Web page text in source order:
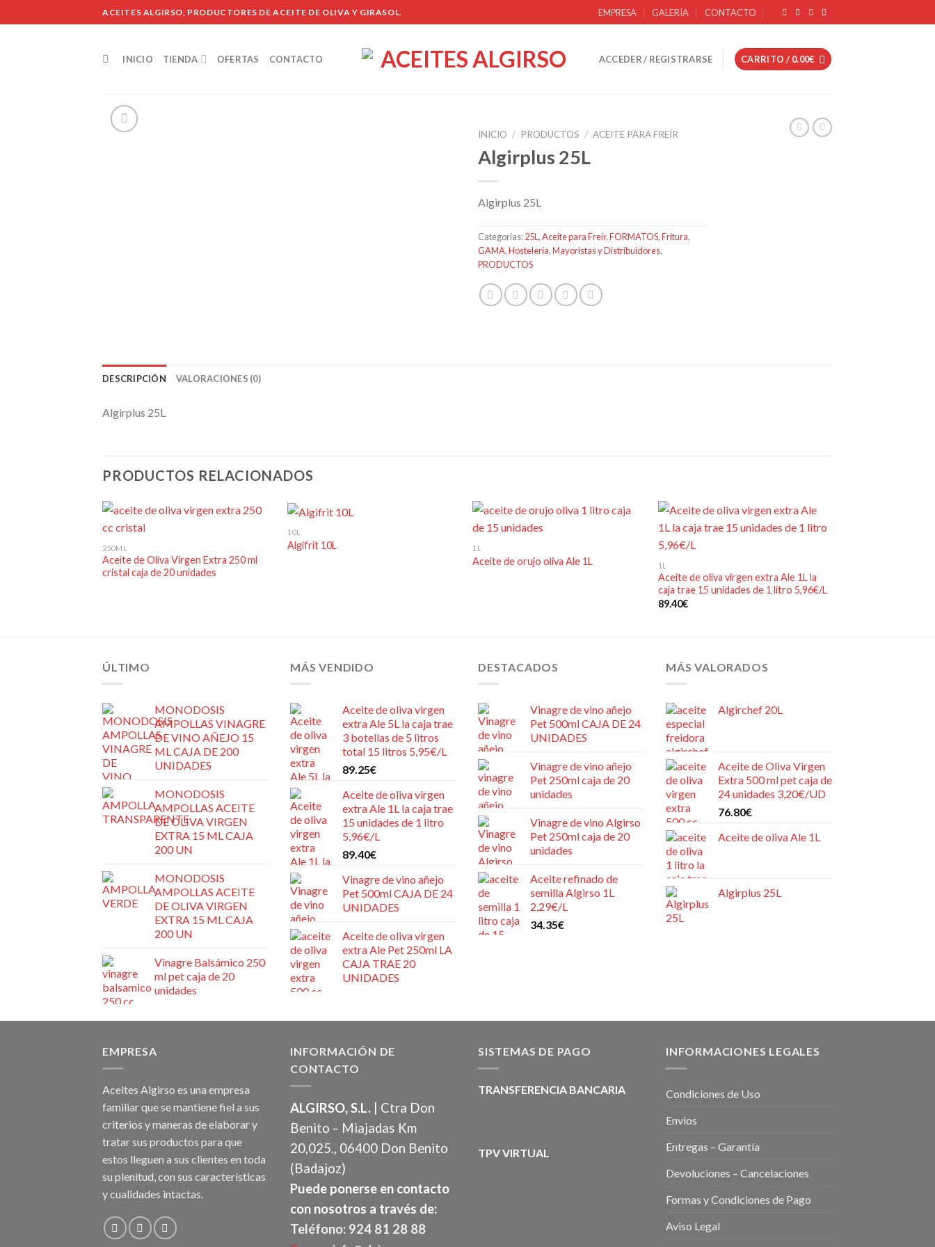
to
ACEITES ALGIRSO, PRODUCTORES DE ACEITE DE OLIVA Y GIRASOL. EMPRESA GALERÍA CONTACTO
INICIO TIENDA OFERTAS CONTACTO ACCEDER / REGISTRARSE CARRITO / 0.00€
INICIO / PRODUCTOS / ACEITE PARA FREÍR
Algirplus 25L
Algirplus 25L
Categorías:25L ,Aceite para Freír,FORMATOS,Fritura,
GAMA,Hostelería,Mayoristas y Distribuidores,
PRODUCTOS
DESCRIPCIÓN VALORACIONES (0)
Algirplus 25L
PRODUCTOS RELACIONADOS
Añadir
250ML
Aceite de Oliva Virgen Extra 250 ml
cristal caja de 20 unidades
10L
Algifrit 10L 1L
Aceite de orujo oliva Ale 1L
a la
lista de
deseos
1L
Aceite de oliva virgen extra Ale 1L la
caja trae 15 unidades de 1 litro 5,96€/L
89.40€
ÚLTIMO
MONODOSIS
AMPOLLAS VINAGRE
DE VINO AÑEJO 15
ML CAJA DE 200
UNIDADES
MONODOSIS
AMPOLLAS ACEITE
DE OLIVA VIRGEN
EXTRA 15 ML CAJA
200 UN
MONODOSIS
AMPOLLAS ACEITE
DE OLIVA VIRGEN
EXTRA 15 ML CAJA
200 UN
Vinagre Balsámico 250
ml pet caja de 20
unidades
MÁS VENDIDO
Aceite de oliva virgen
extra Ale 5L la caja trae
3 botellas de 5 litros
total 15 litros 5,95€/L
89.25€
Aceite de oliva virgen
extra Ale 1L la caja trae
15 unidades de 1 litro
5,96€/L
89.40€
Vinagre de vino añejo
Pet 500ml CAJA DE 24
UNIDADES
Aceite de oliva virgen
extra Ale Pet 250ml LA
CAJA TRAE 20
UNIDADES
DESTACADOS
Vinagre de vino añejo
Pet 500ml CAJA DE 24
UNIDADES
Vinagre de vino añejo
Pet 250ml caja de 20
unidades
Vinagre de vino Algirso
Pet 250ml caja de 20
unidades
Aceite refinado de
semilla Algirso 1L
2,29€/L
34.35€
MÁS VALORADOS
Algirchef 20L
Aceite de Oliva Virgen
Extra 500 ml pet caja de
24 unidades 3,20€/UD
76.80€
Aceite de oliva Ale 1L
Algirplus 25L
EMPRESA
Aceites Algirso es una empresa
familiar que se mantiene fiel a sus
criterios y maneras de elaborar y
tratar sus productos para que
estos lleguen a sus clientes en toda
su plenitud, con sus características
y cualidades intactas.
INFORMACIÓN DE
CONTACTO
ALGIRSO, S.L. | Ctra Don
Benito – Miajadas Km
20,025., 06400 Don Benito
(Badajoz)
Puede ponerse en contacto
con nosotros a través de:
Teléfono: 924 81 28 88
SISTEMAS DE PAGO
TRANSFERENCIA BANCARIA
TPV VIRTUAL
INFORMACIONES LEGALES
Condiciones de Uso
Envios
Entregas – Garantía
Devoluciones – Cancelaciones
Formas y Condiciones de Pago
Aviso Legal